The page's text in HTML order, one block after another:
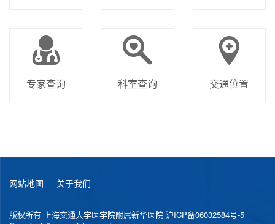
专家查询 科室查询 交通位置
网站地图 关于我们
版权所有 上海交通大学医学院附属新华医院 沪ICP备06032584号-5